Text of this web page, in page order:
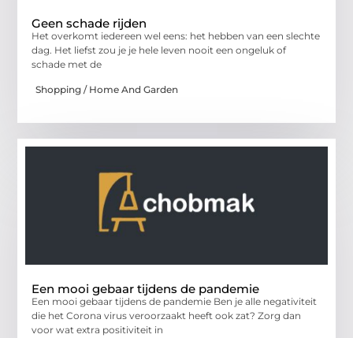
Geen schade rijden
Het overkomt iedereen wel eens: het hebben van een slechte
dag. Het liefst zou je je hele leven nooit een ongeluk of
schade met de
Shopping / Home And Garden
Een mooi gebaar tijdens de pandemie
Een mooi gebaar tijdens de pandemie Ben je alle negativiteit
die het Corona virus veroorzaakt heeft ook zat? Zorg dan
voor wat extra positiviteit in